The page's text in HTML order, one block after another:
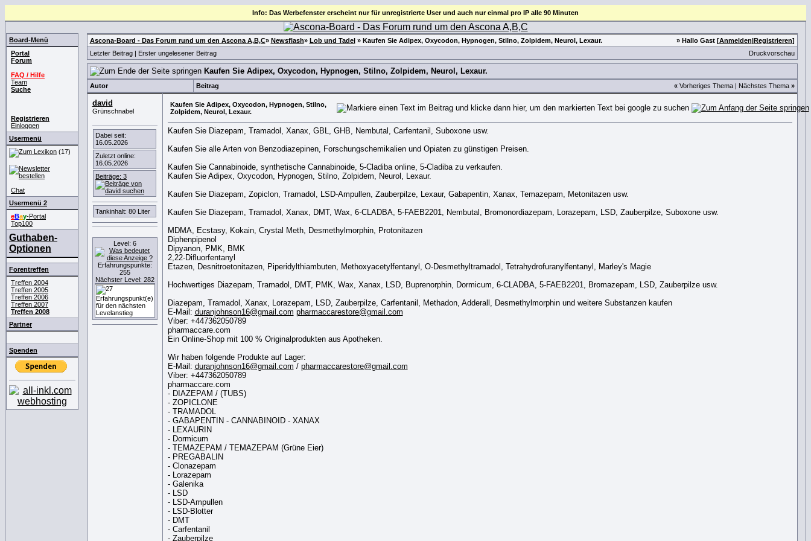
Info: Das Werbefenster erscheint nur für unregistrierte User und auch nur einmal pro IP alle 90 Minuten
Board-Menü
Portal
Forum
FAQ / Hilfe
Team
Suche
Registrieren
Einloggen
Usermenü
(17)
Chat
Usermenü 2
eBay-Portal
Top100
Guthaben-
Optionen
Forentreffen
Treffen 2004
Treffen 2005
Treffen 2006
Treffen 2007
Treffen 2008
Partner
Spenden
Ascona-Board - Das Forum rund um den Ascona A,B,C» Newsflash» Lob und Tadel » Kaufen Sie Adipex, Oxycodon, Hypnogen, Stilno, Zolpidem, Neurol, Lexaur. » Hallo Gast [Anmelden Registrieren]
Letzter Beitrag| Erster ungelesener Beitrag Druckvorschau
Kaufen Sie Adipex, Oxycodon, Hypnogen, Stilno, Zolpidem, Neurol, Lexaur.
Autor Beitrag « Vorheriges Thema| Nächstes Thema »
david
Grünschnabel
Dabei seit:
16.05.2026
Zuletzt online:
16.05.2026
Beiträge: 3
Tankinhalt: 80 Liter
Level: 6
Erfahrungspunkte:
255
Nächster Level: 282
Kaufen Sie Adipex, Oxycodon, Hypnogen, Stilno,
Zolpidem, Neurol, Lexaur.
Kaufen Sie Diazepam, Tramadol, Xanax, GBL, GHB, Nembutal, Carfentanil, Suboxone usw.
Kaufen Sie alle Arten von Benzodiazepinen, Forschungschemikalien und Opiaten zu günstigen Preisen.
Kaufen Sie Cannabinoide, synthetische Cannabinoide, 5-Cladiba online, 5-Cladiba zu verkaufen.
Kaufen Sie Adipex, Oxycodon, Hypnogen, Stilno, Zolpidem, Neurol, Lexaur.
Kaufen Sie Diazepam, Zopiclon, Tramadol, LSD-Ampullen, Zauberpilze, Lexaur, Gabapentin, Xanax, Temazepam, Metonitazen usw.
Kaufen Sie Diazepam, Tramadol, Xanax, DMT, Wax, 6-CLADBA, 5-FAEB2201, Nembutal, Bromonordiazepam, Lorazepam, LSD, Zauberpilze, Suboxone usw.
MDMA, Ecstasy, Kokain, Crystal Meth, Desmethylmorphin, Protonitazen
Diphenpipenol
Dipyanon, PMK, BMK
2,22-Difluorfentanyl
Etazen, Desnitroetonitazen, Piperidylthiambuten, Methoxyacetylfentanyl, O-Desmethyltramadol, Tetrahydrofuranylfentanyl, Marley's Magie
Hochwertiges Diazepam, Tramadol, DMT, PMK, Wax, Xanax, LSD, Buprenorphin, Dormicum, 6-CLADBA, 5-FAEB2201, Bromazepam, LSD, Zauberpilze usw.
Diazepam, Tramadol, Xanax, Lorazepam, LSD, Zauberpilze, Carfentanil, Methadon, Adderall, Desmethylmorphin und weitere Substanzen kaufen
E-Mail: duranjohnson16@gmail.com pharmaccarestore@gmail.com
Viber: +447362050789
pharmaccare.com
Ein Online-Shop mit 100 % Originalprodukten aus Apotheken.
Wir haben folgende Produkte auf Lager:
E-Mail: duranjohnson16@gmail.com / pharmaccarestore@gmail.com
Viber: +447362050789
pharmaccare.com
- DIAZEPAM / (TUBS)
- ZOPICLONE
- TRAMADOL
- GABAPENTIN - CANNABINOID - XANAX
- LEXAURIN
- Dormicum
- TEMAZEPAM / TEMAZEPAM (Grüne Eier)
- PREGABALIN
- Clonazepam
- Lorazepam
- Galenika
- LSD
- LSD-Ampullen
- LSD-Blotter
- DMT
- Carfentanil
- Zauberpilze